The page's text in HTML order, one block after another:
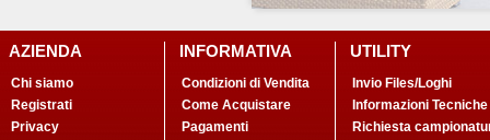
AZIENDA
Chi siamo
Registrati
Privacy
INFORMATIVA
Condizioni di Vendita
Come Acquistare
Pagamenti
UTILITY
Invio Files/Loghi
Informazioni Tecniche
Richiesta